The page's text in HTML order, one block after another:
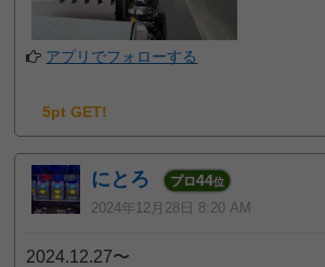
アプリでフォローする
5pt GET!
にとろ プロ44位
2024年12月28日 8:20 AM
2024.12.27〜